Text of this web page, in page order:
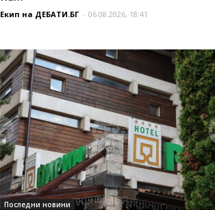
Екип на ДЕБАТИ.БГ - 06.08.2026, 18:41
Последни новини